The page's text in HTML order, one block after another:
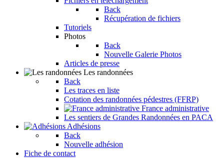
Back
Récupération de fichiers
Tutoriels
Photos
Back
Nouvelle Galerie Photos
Articles de presse
Les randonnées
Back
Les traces en liste
Cotation des randonnées pédestres (FFRP)
France administrative
Les sentiers de Grandes Randonnées en PACA
Adhésions
Back
Nouvelle adhésion
Fiche de contact